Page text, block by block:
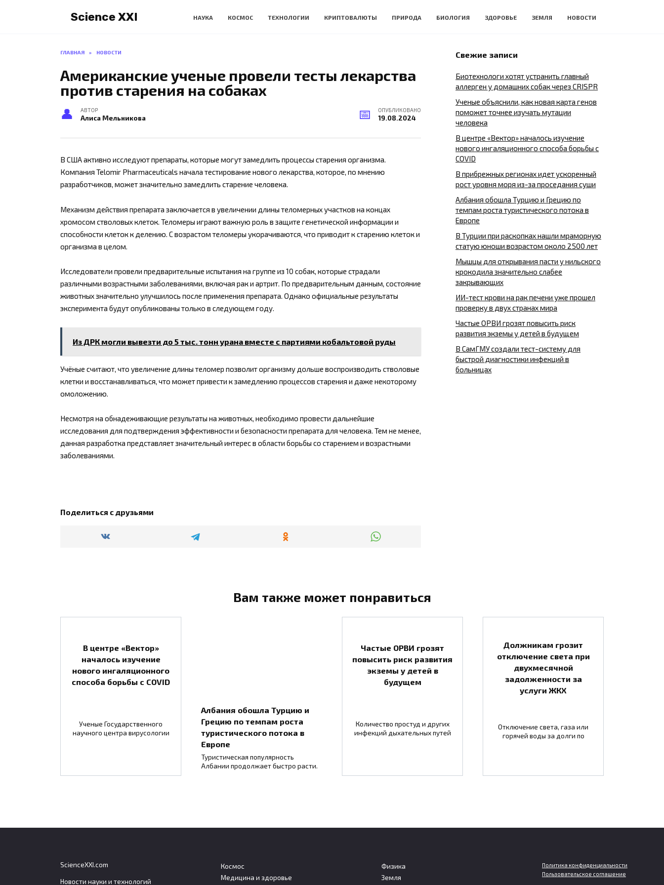
Science XXI НАУКА КОСМОС ТЕХНОЛОГИИ КРИПТОВАЛЮТЫ ПРИРОДА БИОЛОГИЯ ЗДОРОВЬЕ ЗЕМЛЯ НОВОСТИ
ГЛАВНАЯ » НОВОСТИ
Американские ученые провели тесты лекарства
против старения на собаках
АВТОР
Алиса Мельникова
ОПУБЛИКОВАНО
19.08.2024
В США активно исследуют препараты, которые могут замедлить процессы старения организма.
Компания Telomir Pharmaceuticals начала тестирование нового лекарства, которое, по мнению
разработчиков, может значительно замедлить старение человека.
Механизм действия препарата заключается в увеличении длины теломерных участков на концах
хромосом стволовых клеток. Теломеры играют важную роль в защите генетической информации и
способности клеток к делению. С возрастом теломеры укорачиваются, что приводит к старению клеток и
организма в целом.
Исследователи провели предварительные испытания на группе из 10 собак, которые страдали
различными возрастными заболеваниями, включая рак и артрит. По предварительным данным, состояние
животных значительно улучшилось после применения препарата. Однако официальные результаты
эксперимента будут опубликованы только в следующем году.
Из ДРК могли вывезти до 5 тыс. тонн урана вместе с партиями кобальтовой руды
Учёные считают, что увеличение длины теломер позволит организму дольше воспроизводить стволовые
клетки и восстанавливаться, что может привести к замедлению процессов старения и даже некоторому
омоложению.
Несмотря на обнадеживающие результаты на животных, необходимо провести дальнейшие
исследования для подтверждения эффективности и безопасности препарата для человека. Тем не менее,
данная разработка представляет значительный интерес в области борьбы со старением и возрастными
заболеваниями.
Поделиться с друзьями
Свежие записи
Биотехнологи хотят устранить главный
аллерген у домашних собак через CRISPR
Ученые объяснили, как новая карта генов
поможет точнее изучать мутации
человека
В центре «Вектор» началось изучение
нового ингаляционного способа борьбы с
COVID
В прибрежных регионах идет ускоренный
рост уровня моря из-за проседания суши
Албания обошла Турцию и Грецию по
темпам роста туристического потока в
Европе
В Турции при раскопках нашли мраморную
статую юноши возрастом около 2500 лет
Мышцы для открывания пасти у нильского
крокодила значительно слабее
закрывающих
ИИ-тест крови на рак печени уже прошел
проверку в двух странах мира
Частые ОРВИ грозят повысить риск
развития экземы у детей в будущем
В СамГМУ создали тест-систему для
быстрой диагностики инфекций в
больницах
Вам также может понравиться
В центре «Вектор»
началось изучение
нового ингаляционного
способа борьбы с COVID
Ученые Государственного
научного центра вирусологии
Албания обошла Турцию и
Грецию по темпам роста
туристического потока в
Европе
Туристическая популярность
Албании продолжает быстро расти.
Частые ОРВИ грозят
повысить риск развития
экземы у детей в
будущем
Количество простуд и других
инфекций дыхательных путей
Должникам грозит
отключение света при
двухмесячной
задолженности за
услуги ЖКХ
Отключение света, газа или
горячей воды за долги по
ScienceXXI.com
Новости науки и технологий
Космос
Медицина и здоровье
Физика
Земля
Политика конфиденциальности
Пользовательское соглашение